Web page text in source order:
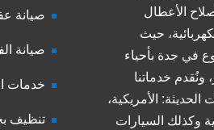
الأعطال
حيث
في جدة بأحياء
ونُقدم خدماتنا
الحديثة: الأمريكية،
وكذلك السيارات
صيانة
صيانة
خدمات
تنظيف